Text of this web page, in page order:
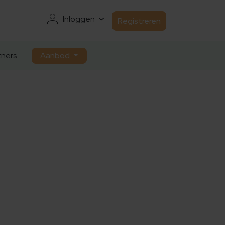
Inloggen Registreren
Aanbod